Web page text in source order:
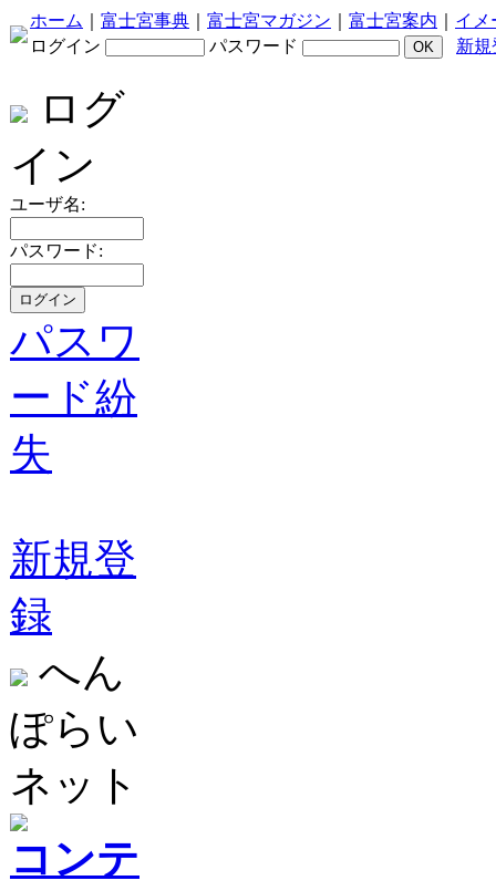
ホーム 富士宮事典 富士宮マガジン 富士宮案内
イメ
ログイン
パスワード 新規
ログ
イン
ユーザ名:
パスワード:
パスワ
ード紛
失
新規登
録
へん
ぽらい
ネット
コンテ